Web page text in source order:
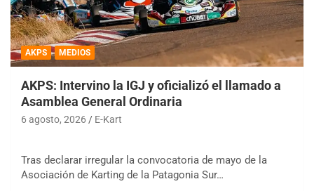
AKPS MEDIOS
AKPS: Intervino la IGJ y oficializó el llamado a
Asamblea General Ordinaria
6 agosto, 2026 E-Kart
Tras declarar irregular la convocatoria de mayo de la
Asociación de Karting de la Patagonia Sur…